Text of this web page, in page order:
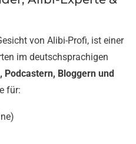
von Alibi-Profi, ist einer
im deutschsprachigen
Podcastern, Bloggern und
für: